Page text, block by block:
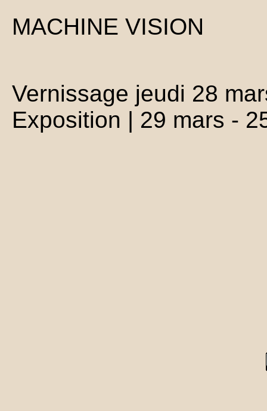
MACHINE VISION
Vernissage jeudi 28
Exposition | 29 mars -